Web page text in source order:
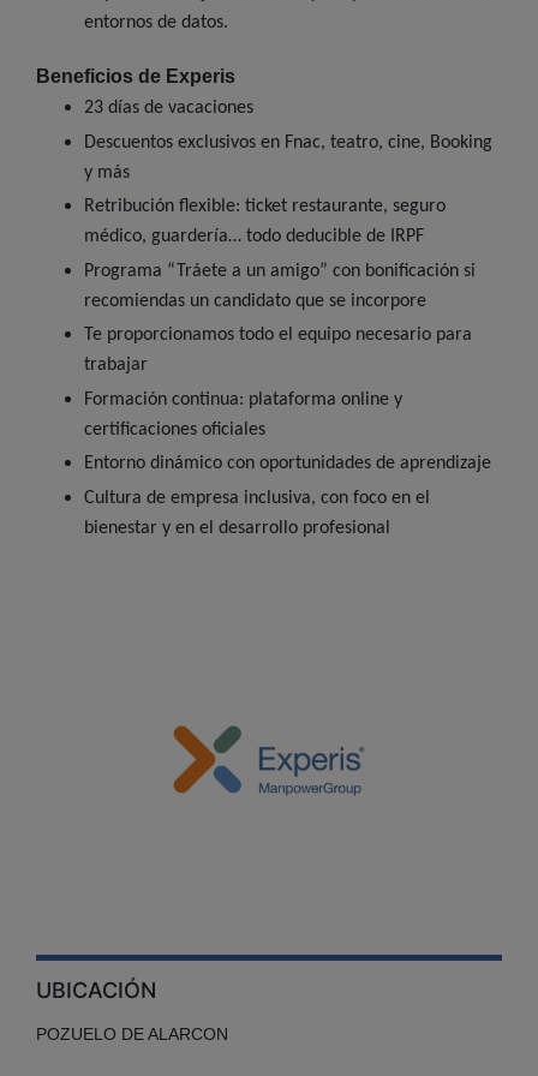
entornos de datos.
Beneficios de Experis
23 días de vacaciones
Descuentos exclusivos en Fnac, teatro, cine, Booking
y más
Retribución flexible: ticket restaurante, seguro
médico, guardería… todo deducible de IRPF
Programa “Tráete a un amigo” con bonificación si
recomiendas un candidato que se incorpore
Te proporcionamos todo el equipo necesario para
trabajar
Formación continua: plataforma online y
certificaciones oficiales
Entorno dinámico con oportunidades de aprendizaje
Cultura de empresa inclusiva, con foco en el
bienestar y en el desarrollo profesional
UBICACIÓN
POZUELO DE ALARCON